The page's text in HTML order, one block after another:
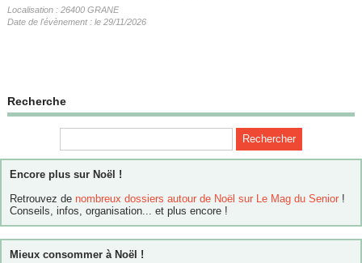
Localisation : 26400 GRANE
Date de l'évènement : le 29/11/2026
Recherche
Encore plus sur Noël !
Retrouvez de nombreux dossiers autour de Noël sur Le Mag du Senior !
Conseils, infos, organisation... et plus encore !
Mieux consommer à Noël !